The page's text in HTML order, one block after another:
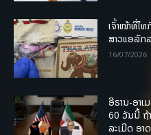
ເຈົ້າໜ້າທີ່ໄ
ສາວແອລັກ
16/07/2026
ອີຣານ-ອາເ
60 ວັນນີ້ ຖ້
ລະເມີດ ອາ